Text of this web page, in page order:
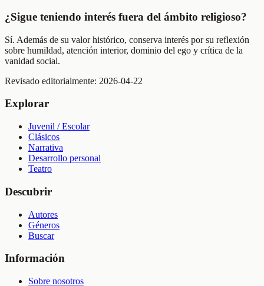
¿Sigue teniendo interés fuera del ámbito religioso?
Sí. Además de su valor histórico, conserva interés por su reflexión
sobre humildad, atención interior, dominio del ego y crítica de la
vanidad social.
Revisado editorialmente: 2026-04-22
Explorar
Juvenil / Escolar
Clásicos
Narrativa
Desarrollo personal
Teatro
Descubrir
Autores
Géneros
Buscar
Información
Sobre nosotros